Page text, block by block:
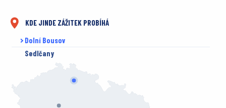
KDE JINDE ZÁŽITEK PROBÍHÁ
Dolní Bousov
Sedlčany